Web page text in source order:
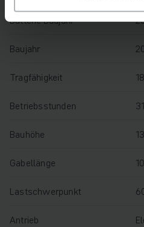
Batterie Baujahr
Baujahr
Tragfähigkeit
Betriebsstunden
Bauhöhe
Gabellänge
Lastschwerpunkt
Antrieb